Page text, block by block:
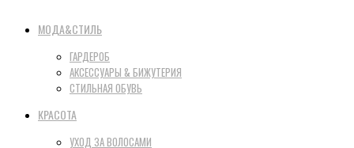
МОДА&СТИЛЬ
ГАРДЕРОБ
АКСЕССУАРЫ & БИЖУТЕРИЯ
СТИЛЬНАЯ ОБУВЬ
КРАСОТА
УХОД ЗА ВОЛОСАМИ